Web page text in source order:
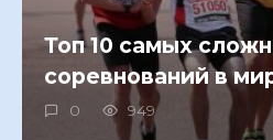
Топ 10 самых
соревнований в
0 949